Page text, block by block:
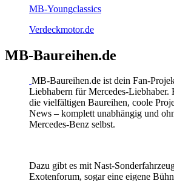
MB-Youngclassics
Verdeckmotor.de
MB-Baureihen.de
MB-Baureihen.de ist dein Fan-
Liebhabern für Mercedes-Liebhaber.
die vielfältigen Baureihen, coole
News – komplett unabhängig und
Mercedes-Benz selbst.
Dazu gibt es mit Nast-
Exotenforum, sogar eine eigene